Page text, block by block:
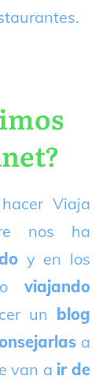
Viaja
nos ha
y en los
viajando
un blog
a
van a ir de